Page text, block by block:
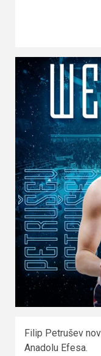
Filip Petrušev
Anadolu Efesa.